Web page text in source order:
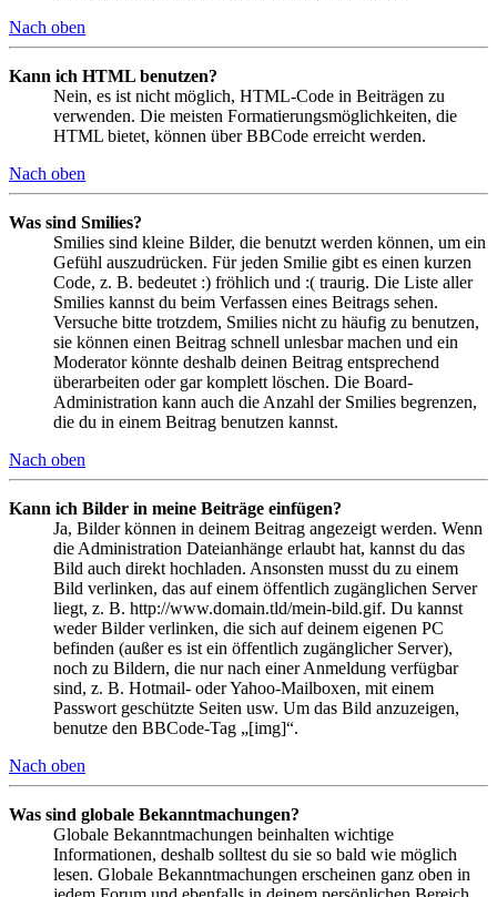
Nach oben
Kann ich HTML benutzen?
Nein, es ist nicht möglich, HTML-Code in Beiträgen zu
verwenden. Die meisten Formatierungsmöglichkeiten, die
HTML bietet, können über BBCode erreicht werden.
Nach oben
Was sind Smilies?
Smilies sind kleine Bilder, die benutzt werden können, um ein
Gefühl auszudrücken. Für jeden Smilie gibt es einen kurzen
Code, z. B. bedeutet :) fröhlich und :( traurig. Die Liste aller
Smilies kannst du beim Verfassen eines Beitrags sehen.
Versuche bitte trotzdem, Smilies nicht zu häufig zu benutzen,
sie können einen Beitrag schnell unlesbar machen und ein
Moderator könnte deshalb deinen Beitrag entsprechend
überarbeiten oder gar komplett löschen. Die Board-
Administration kann auch die Anzahl der Smilies begrenzen,
die du in einem Beitrag benutzen kannst.
Nach oben
Kann ich Bilder in meine Beiträge einfügen?
Ja, Bilder können in deinem Beitrag angezeigt werden. Wenn
die Administration Dateianhänge erlaubt hat, kannst du das
Bild auch direkt hochladen. Ansonsten musst du zu einem
Bild verlinken, das auf einem öffentlich zugänglichen Server
liegt, z. B. http://www.domain.tld/mein-bild.gif. Du kannst
weder Bilder verlinken, die sich auf deinem eigenen PC
befinden (außer es ist ein öffentlich zugänglicher Server),
noch zu Bildern, die nur nach einer Anmeldung verfügbar
sind, z. B. Hotmail- oder Yahoo-Mailboxen, mit einem
Passwort geschützte Seiten usw. Um das Bild anzuzeigen,
benutze den BBCode-Tag „[img]“.
Nach oben
Was sind globale Bekanntmachungen?
Globale Bekanntmachungen beinhalten wichtige
Informationen, deshalb solltest du sie so bald wie möglich
lesen. Globale Bekanntmachungen erscheinen ganz oben in